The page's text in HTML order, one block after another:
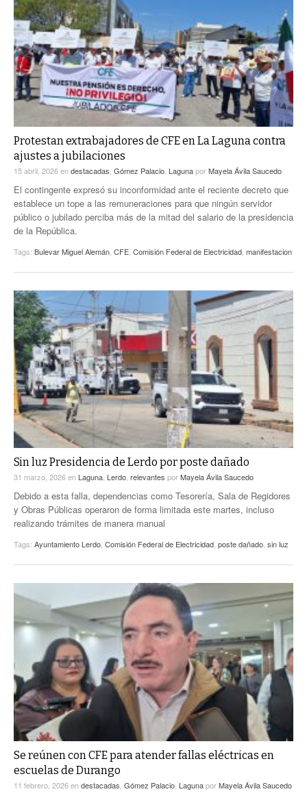
Protestan extrabajadores de CFE en La Laguna contra
ajustes a jubilaciones
15 abril, 2026endestacadas Gómez Palacio LagunaporMayela Ávila Saucedo
El contingente expresó su inconformidad ante el reciente decreto que
establece un tope a las remuneraciones para que ningún servidor
público o jubilado perciba más de la mitad del salario de la presidencia
de la República.
Tags: Bulevar Miguel Alemán CFE Comisión Federal de Electricidad manifestacion
Sin luz Presidencia de Lerdo por poste dañado
31 marzo, 2026en Laguna, Lerdo, relevantes porMayela Ávila Saucedo
Debido a esta falla, dependencias como Tesorería, Sala de Regidores
y Obras Públicas operaron de forma limitada este martes, incluso
realizando trámites de manera manual
Tags: Ayuntamiento Lerdo, Comisión Federal de Electricidad, poste dañado, sin luz
Se reúnen con CFE para atender fallas eléctricas en
escuelas de Durango
11 febrero, 2026endestacadas Gómez Palacio LagunaporMayela Ávila Saucedo